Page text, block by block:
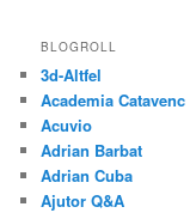
BLOGROLL
3d-Altfel
Academia Catavenc
Acuvio
Adrian Barbat
Adrian Cuba
Ajutor Q&A